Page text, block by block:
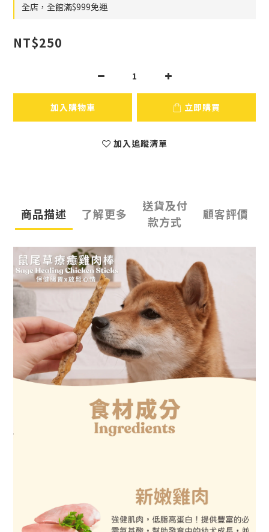
全店，全館滿$999免運
NT$250
加入購物車 立即購買
加入追蹤清單
商品描述 了解更多
送貨及付
款方式
顧客評價